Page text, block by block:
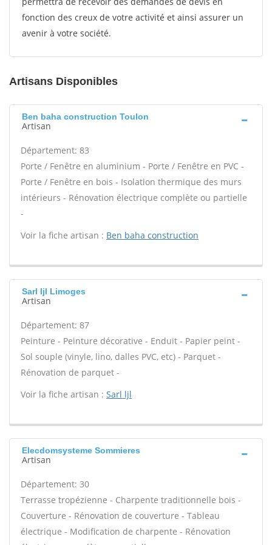
fonction des creux de votre activité et ainsi assurer un
avenir à votre société.
Artisans Disponibles
Ben baha construction Toulon
Artisan
Département: 83
Porte / Fenêtre en aluminium - Porte / Fenêtre en PVC -
Porte / Fenêtre en bois - Isolation thermique des murs
intérieurs - Rénovation électrique complète ou partielle
-
Voir la fiche artisan : Ben baha construction
Sarl ljl Limoges
Artisan
Département: 87
Peinture - Peinture décorative - Enduit - Papier peint -
Sol souple (vinyle, lino, dalles PVC, etc) - Parquet -
Rénovation de parquet -
Voir la fiche artisan : Sarl ljl
Elecdomsysteme Sommieres
Artisan
Département: 30
Terrasse tropézienne - Charpente traditionnelle bois -
Couverture - Rénovation de couverture - Tableau
électrique - Modification de charpente - Rénovation